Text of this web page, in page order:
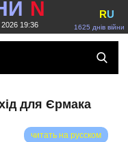
N
19:36 1625 днів війни
RU
для Єрмака
читать на русском